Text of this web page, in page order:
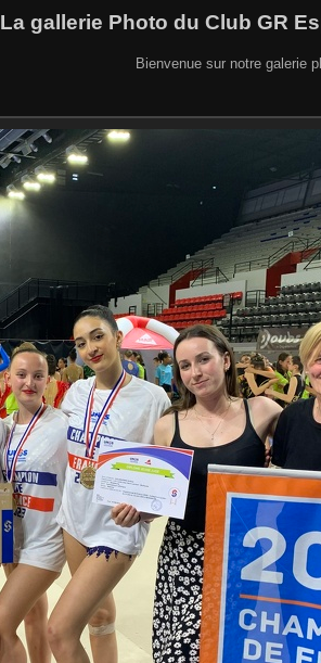
La gallerie Photo du Club GR
Bienvenue sur notre galerie